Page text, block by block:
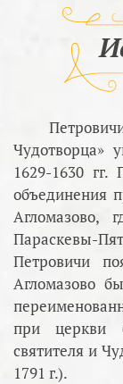
Чудотворца»
1629-1630 гг.
объединения
Параскевы-
Петровичи
Агломазово
при церкви
святителя и
1791 г.).